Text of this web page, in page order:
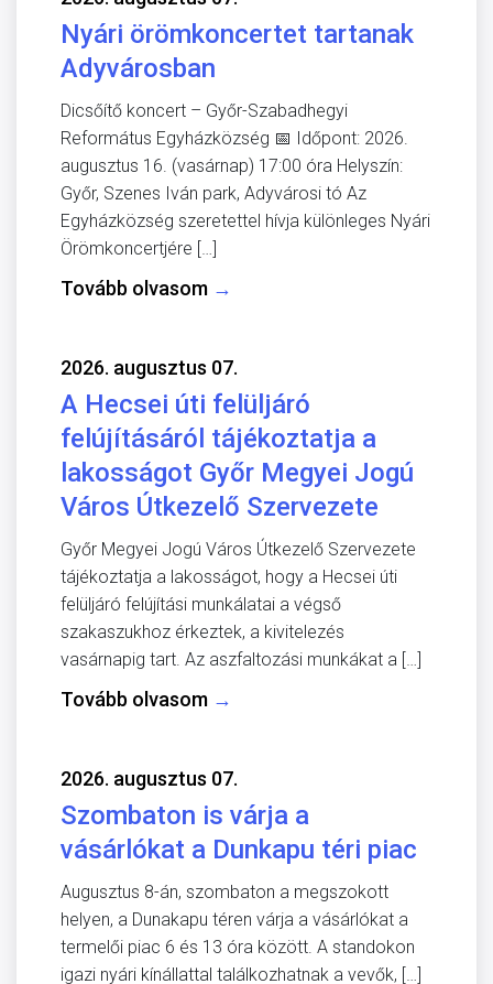
Nyári örömkoncertet tartanak
Adyvárosban
Dicsőítő koncert – Győr-Szabadhegyi
Református Egyházközség 📅 Időpont: 2026.
augusztus 16. (vasárnap) 17:00 óra Helyszín:
Győr, Szenes Iván park, Adyvárosi tó Az
Egyházközség szeretettel hívja különleges Nyári
Örömkoncertjére […]
Tovább olvasom →
2026. augusztus 07.
A Hecsei úti felüljáró
felújításáról tájékoztatja a
lakosságot Győr Megyei Jogú
Város Útkezelő Szervezete
Győr Megyei Jogú Város Útkezelő Szervezete
tájékoztatja a lakosságot, hogy a Hecsei úti
felüljáró felújítási munkálatai a végső
szakaszukhoz érkeztek, a kivitelezés
vasárnapig tart. Az aszfaltozási munkákat a […]
Tovább olvasom →
2026. augusztus 07.
Szombaton is várja a
vásárlókat a Dunkapu téri piac
Augusztus 8-án, szombaton a megszokott
helyen, a Dunakapu téren várja a vásárlókat a
termelői piac 6 és 13 óra között. A standokon
igazi nyári kínállattal találkozhatnak a vevők, […]